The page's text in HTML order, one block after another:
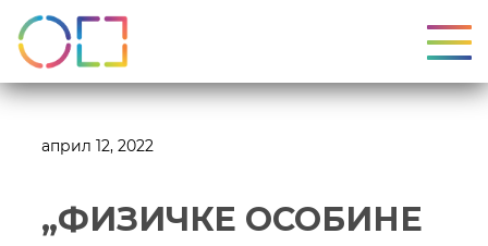
април 12, 2022
„ФИЗИЧКЕ ОСОБИНЕ